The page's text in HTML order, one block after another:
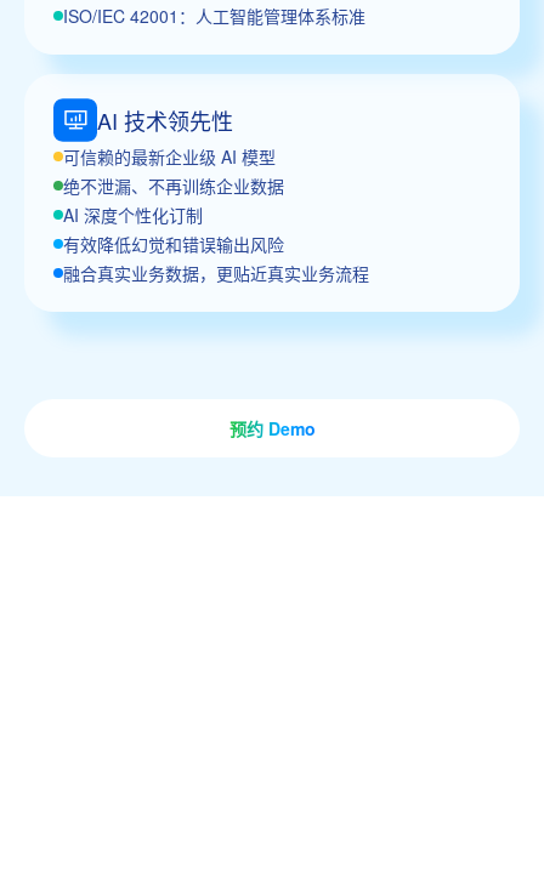
ISO/IEC 42001：人工智能管理体系标准
AI 技术领先性
可信赖的最新企业级 AI 模型
绝不泄漏、不再训练企业数据
AI 深度个性化订制
有效降低幻觉和错误输出风险
融合真实业务数据，更贴近真实业务流程
预约 Demo